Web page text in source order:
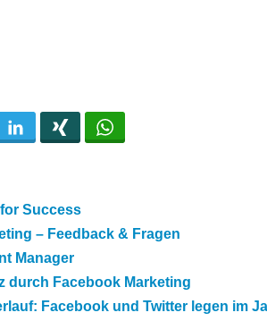
LinkedIn
Success
– Feedback & Fragen
Manager
durch Facebook Marketing
Facebook und Twitter legen im